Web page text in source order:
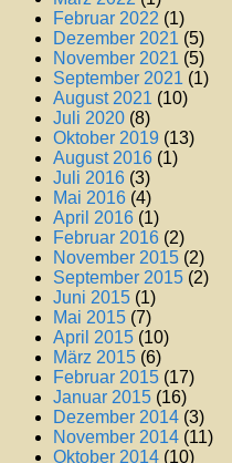
Februar 2022 (1)
Dezember 2021 (5)
November 2021 (5)
September 2021 (1)
August 2021 (10)
Juli 2020 (8)
Oktober 2019 (13)
August 2016 (1)
Juli 2016 (3)
Mai 2016 (4)
April 2016 (1)
Februar 2016 (2)
November 2015 (2)
September 2015 (2)
Juni 2015 (1)
Mai 2015 (7)
April 2015 (10)
März 2015 (6)
Februar 2015 (17)
Januar 2015 (16)
Dezember 2014 (3)
November 2014 (11)
Oktober 2014 (10)